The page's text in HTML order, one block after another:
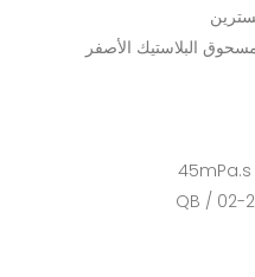
البلاستيك الأصفر